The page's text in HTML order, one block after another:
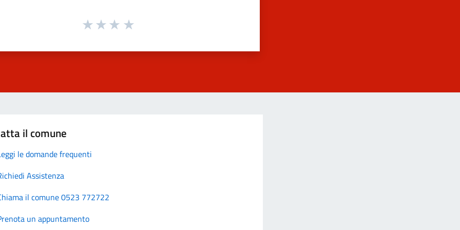
il comune
le domande frequenti
Assistenza
il comune 0523 772722
un appuntamento